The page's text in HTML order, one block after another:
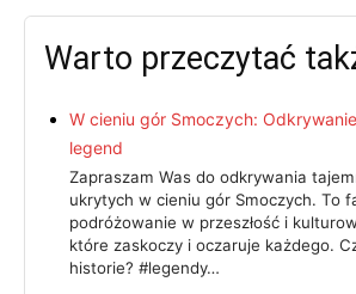
Warto przeczytać
W cieniu gór Smoczych:
legend
Zapraszam Was do odkrywania
ukrytych w cieniu gór Smoczych. To
podróżowanie w przeszłość i
które zaskoczy i oczaruje każdego.
historie? #legendy…